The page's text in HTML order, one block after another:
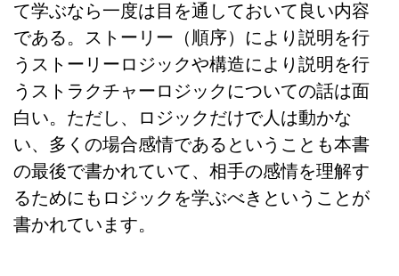
て学ぶなら一度は目を通しておいて良い内容
である。ストーリー（順序）により説明を行
うストーリーロジックや構造により説明を行
うストラクチャーロジックについての話は面
白い。ただし、ロジックだけで人は動かな
い、多くの場合感情であるということも本書
の最後で書かれていて、相手の感情を理解す
るためにもロジックを学ぶべきということが
書かれています。